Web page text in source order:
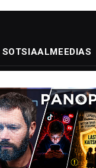
X
(Twitter)
Instagram